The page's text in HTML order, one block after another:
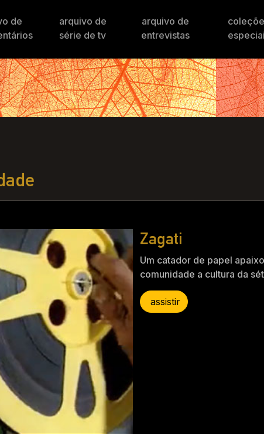
de
arquivo de
série de tv
arquivo de
entrevistas
Zagati
Um catador de papel
comunidade a cultura da
assistir